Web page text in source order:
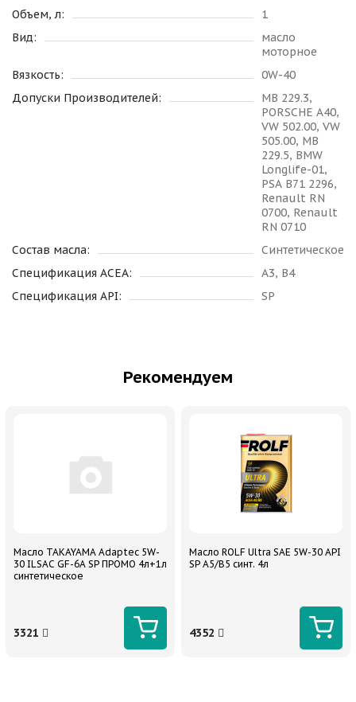
Объем, л:
1
Вид:
масло
моторное
Вязкость:
0W-40
Допуски Производителей:
MB 229.3,
PORSCHE A40,
VW 502.00, VW
505.00, MB
229.5, BMW
Longlife-01,
PSA B71 2296,
Renault RN
0700, Renault
RN 0710
Состав масла:
Синтетическое
Спецификация ACEA:
A3, B4
Спецификация API:
SP
Рекомендуем
Масло TAKAYAMA Adaptec 5W-
30 ILSAC GF-6A SP ПРОМО 4л+1л
синтетическое
3321
Масло ROLF Ultra SAE 5W-30 API
SP A5/B5 синт. 4л
4352